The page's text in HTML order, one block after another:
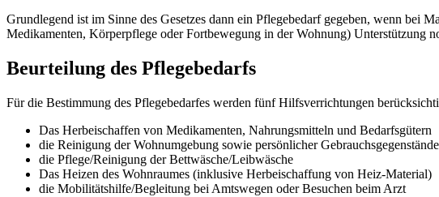
Grundlegend ist im Sinne des Gesetzes dann ein Pflegebedarf gegeben, wenn
Medikamenten, Körperpflege oder Fortbewegung in der Wohnung) Unterstützung
Beurteilung des Pflegebedarfs
Für die Bestimmung des Pflegebedarfes werden fünf Hilfsverrichtungen
Das Herbeischaffen von Medikamenten, Nahrungsmitteln und Bedarfsgütern
die Reinigung der Wohnumgebung sowie persönlicher Gebrauchsgegenstände
die Pflege/Reinigung der Bettwäsche/Leibwäsche
Das Heizen des Wohnraumes (inklusive Herbeischaffung von Heiz-Material)
die Mobilitätshilfe/Begleitung bei Amtswegen oder Besuchen beim Arzt